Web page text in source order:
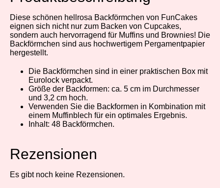
Diese schönen hellrosa Backförmchen von FunCakes
eignen sich nicht nur zum Backen von Cupcakes,
sondern auch hervorragend für Muffins und Brownies! Die
Backförmchen sind aus hochwertigem Pergamentpapier
hergestellt.
Die Backförmchen sind in einer praktischen Box mit
Eurolock verpackt.
Größe der Backformen: ca. 5 cm im Durchmesser
und 3,2 cm hoch.
Verwenden Sie die Backformen in Kombination mit
einem Muffinblech für ein optimales Ergebnis.
Inhalt: 48 Backförmchen.
Rezensionen
Es gibt noch keine Rezensionen.